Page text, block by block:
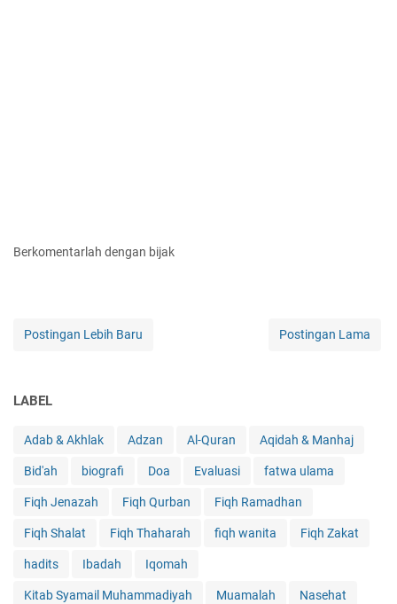
Berkomentarlah dengan bijak
Postingan Lebih Baru Postingan Lama
LABEL
Adab & Akhlak Adzan Al-Quran Aqidah & Manhaj
Bid'ah biografi Doa Evaluasi fatwa ulama
Fiqh Jenazah Fiqh Qurban Fiqh Ramadhan
Fiqh Shalat Fiqh Thaharah fiqh wanita Fiqh Zakat
hadits Ibadah Iqomah
Kitab Syamail Muhammadiyah Muamalah Nasehat